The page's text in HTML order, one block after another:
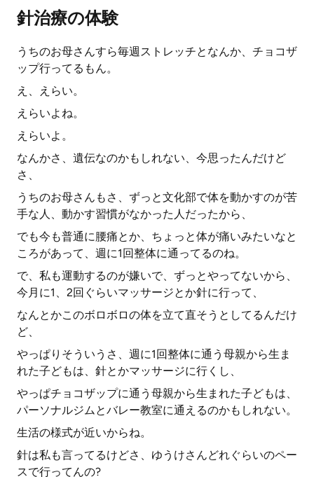
針治療の体験
うちのお母さんすら毎週ストレッチとなんか、チョコザ
ップ行ってるもん。
え、えらい。
えらいよね。
えらいよ。
なんかさ、遺伝なのかもしれない、今思ったんだけど
さ、
うちのお母さんもさ、ずっと文化部で体を動かすのが苦
手な人、動かす習慣がなかった人だったから、
でも今も普通に腰痛とか、ちょっと体が痛いみたいなと
ころがあって、週に1回整体に通ってるのね。
で、私も運動するのが嫌いで、ずっとやってないから、
今月に1、2回ぐらいマッサージとか針に行って、
なんとかこのボロボロの体を立て直そうとしてるんだけ
ど、
やっぱりそういうさ、週に1回整体に通う母親から生ま
れた子どもは、針とかマッサージに行くし、
やっぱチョコザップに通う母親から生まれた子どもは、
パーソナルジムとバレー教室に通えるのかもしれない。
生活の様式が近いからね。
針は私も言ってるけどさ、ゆうけさんどれぐらいのペー
スで行ってんの?